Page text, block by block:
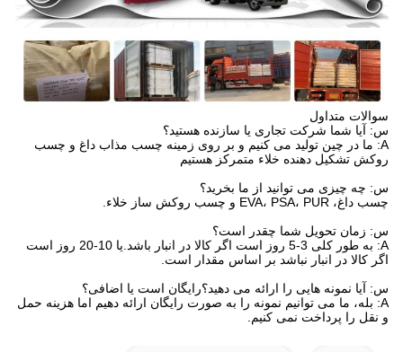
سوالات متداول
س: آیا شما شرکت تجاری یا سازنده هستید؟
A: ما در چین تولید می کنیم و بر روی زمینه چسب مذاب داغ و چسب
روکش تشکیل دهنده خلاء متمرکز هستیم
س: چه چیزی می توانید از ما بخرید؟
چسب داغ، EVA، PSA، PUR و چسب روکش ساز خلاء.
س: زمان تحویل شما چقدر است؟
A: به طور کلی 3-5 روز است اگر کالا در انبار باشد.یا 10-20 روز است
اگر کالا در انبار نباشد بر اساس مقدار است.
س: آیا نمونه هایی را ارائه می دهید؟رایگان است یا اضافی؟
A: بله، ما می توانیم نمونه را به صورت رایگان ارائه دهیم اما هزینه حمل
و نقل را پرداخت نمی کنیم.